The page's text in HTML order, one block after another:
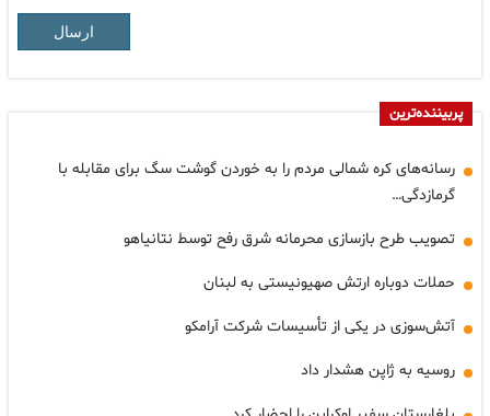
ارسال
پربیننده‌ترین
رسانه‌های کره شمالی مردم را به خوردن گوشت سگ برای مقابله با
گرمازدگی…
تصویب طرح بازسازی محرمانه شرق رفح توسط نتانیاهو
حملات دوباره ارتش صهیونیستی به لبنان
آتش‌سوزی در یکی از تأسیسات شرکت آرامکو
روسیه به ژاپن هشدار داد